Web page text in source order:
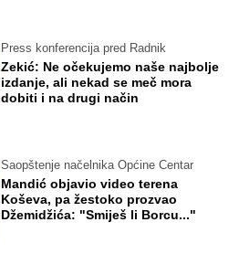
Press konferencija pred Radnik
Zekić: Ne očekujemo naše najbolje
izdanje, ali nekad se meč mora
dobiti i na drugi način
Saopštenje načelnika Općine Centar
Mandić objavio video terena
Koševa, pa žestoko prozvao
Džemidžića: "Smiješ li Borcu..."